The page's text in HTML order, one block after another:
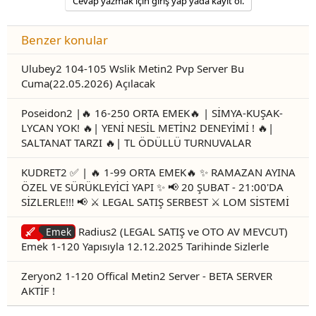
Benzer konular
Ulubey2 104-105 Wslik Metin2 Pvp Server Bu
Cuma(22.05.2026) Açılacak
Poseidon2 |🔥 16-250 ORTA EMEK🔥 | SİMYA-KUŞAK-
LYCAN YOK! 🔥| YENİ NESİL METİN2 DENEYİMİ ! 🔥|
SALTANAT TARZI 🔥| TL ÖDÜLLÜ TURNUVALAR
KUDRET2 ✅ | 🔥 1-99 ORTA EMEK🔥 ✨ RAMAZAN AYINA
ÖZEL VE SÜRÜKLEYİCİ YAPI ✨ 📢 20 ŞUBAT - 21:00'DA
SİZLERLE!!! 📢 ⚔️ LEGAL SATIŞ SERBEST ⚔️ LOM SİSTEMİ
Emek
Radius2 (LEGAL SATIŞ ve OTO AV MEVCUT)
Emek 1-120 Yapısıyla 12.12.2025 Tarihinde Sizlerle
Zeryon2 1-120 Offical Metin2 Server - BETA SERVER
AKTİF !